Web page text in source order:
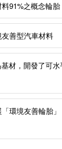
91%之概念輪胎
善型汽車材料
材，開發了可水
環境友善輪胎